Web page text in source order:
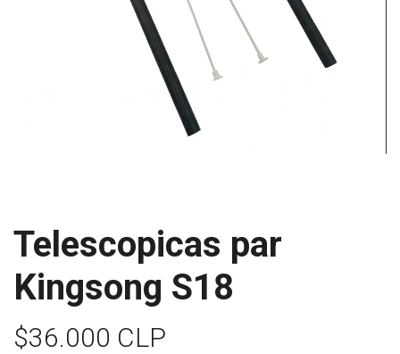
Telescopicas par
Kingsong S18
$36.000 CLP